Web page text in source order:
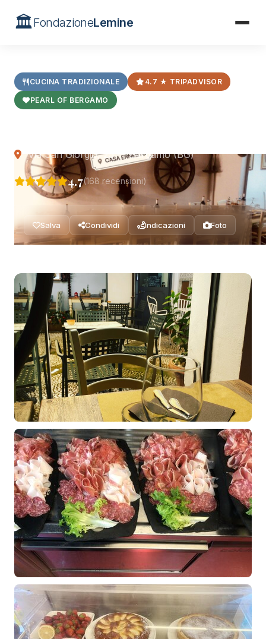
🏛️FondazioneLemine
CUCINA TRADIZIONALE 4.7 ★ TRIPADVISOR
PEARL OF BERGAMO
Via San Giorgio, 25 — Bergamo (BG)
4.7(168 recensioni)
Salva Condividi Indicazioni Foto